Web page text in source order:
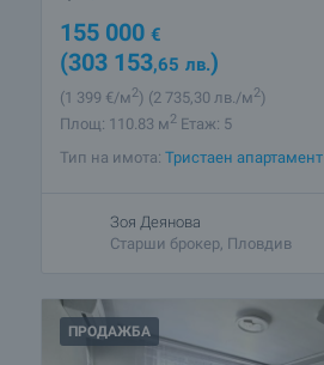
155 000 €
(303 153,65 лв.)
(1 399 €/м2) (2 735,30 лв./м2)
Площ: 110.83 м2 Етаж: 5
Тип на имота: Тристаен апартамент
Зоя Деянова
Старши брокер, Пловдив
ПРОДАЖБА